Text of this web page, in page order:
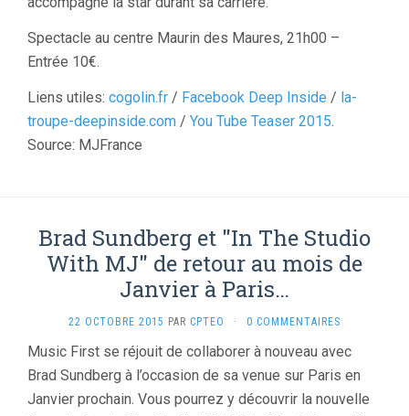
Spectacle au centre Maurin des Maures, 21h00 –
Entrée 10€.
Liens utiles: cogolin.fr / Facebook Deep Inside / la-
troupe-deepinside.com / You Tube Teaser 2015.
Source: MJFrance
Brad Sundberg et "In The Studio
With MJ" de retour au mois de
Janvier à Paris…
22 OCTOBRE 2015 PAR CPTEO · 0 COMMENTAIRES
Music First se réjouit de collaborer à nouveau avec
Brad Sundberg à l’occasion de sa venue sur Paris en
Janvier prochain. Vous pourrez y découvrir la nouvelle